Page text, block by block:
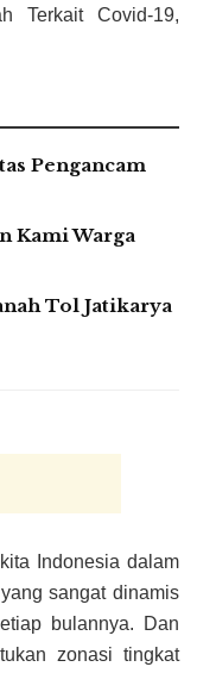
Terkait Covid-19,
Pengancam
Kami Warga
Tol Jatikarya
Indonesia dalam
sangat dinamis
bulannya. Dan
zonasi tingkat